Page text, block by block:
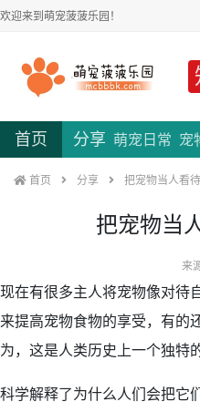
欢迎来到萌宠菠菠乐园！
首页 分享 萌宠日常 宠
首页 分享 把宠物当人看
把宠物当
来
现在有很多主人将宠物像对待
来提高宠物食物的享受，有的
为，这是人类历史上一个独特
科学解释了为什么人们会把它